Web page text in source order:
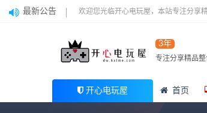
最新公告 欢迎您光临开心电玩屋，本站专注分享
3年
专注分享精品
开心电玩屋 首页